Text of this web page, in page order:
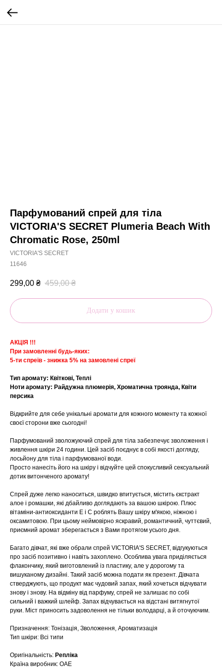
Парфумований спрей для тіла
VICTORIA'S SECRET Plumeria Beach With
Chromatic Rose, 250ml
VICTORIA'S SECRET
11646
299,00 ₴ 459,00 ₴
Додати у кошик
АКЦІЯ !!!
При замовленні будь-яких:
5-ти спреїв - знижка 5% на замовлені спреї
Тип аромату: Квіткові, Теплі
Ноти аромату: Райдужна плюмерія, Хроматична троянда, Квіти
персика
Відкрийте для себе унікальні аромати для кожного моменту та кожної
своєї сторони вже сьогодні!
Парфумований зволожуючий спрей для тіла забезпечує зволоження і
живлення шкіри 24 години. Цей засіб поєднує в собі якості догляду,
лосьйону для тіла і парфумованої води.
Просто нанесіть його на шкіру і відчуйте цей спокусливий сексуальний
дотик витонченого аромату!
Спрей дуже легко наноситься, швидко впитується, містить єкстракт
алое і ромашки, які дбайливо доглядають за вашою шкірою. Плюс
вітаміни-антиоксиданти Е і С роблять Вашу шкіру м'якою, ніжною і
оксамитовою. При цьому неймовірно яскравий, романтичний, чуттєвий,
приємний аромат зберегається з Вами протягом усього дня.
Багато дівчат, які вже обрали спрей VICTORIA'S SECRET, відгукуються
про засіб позитивно і навіть захоплено. Особлива увага приділяється
флакончику, який виготовлений із пластику, але у дорогому та
вишуканому дизайні. Такий засіб можна подати як презент. Дівчата
стверджують, що продукт має чудовий запах, який хочеться відчувати
знову і знову. На відміну від парфуму, спрей не залишає по собі
сильний і важкий шлейф. Запах відчувається на відстані витягнутої
руки. Міст приносить задоволення не тільки володарці, а й оточуючим.
Призначення: Тонізація, Зволоження, Ароматизація
Тип шкіри: Всі типи
Оригінальність: Репліка
Країна виробник: ОАЕ